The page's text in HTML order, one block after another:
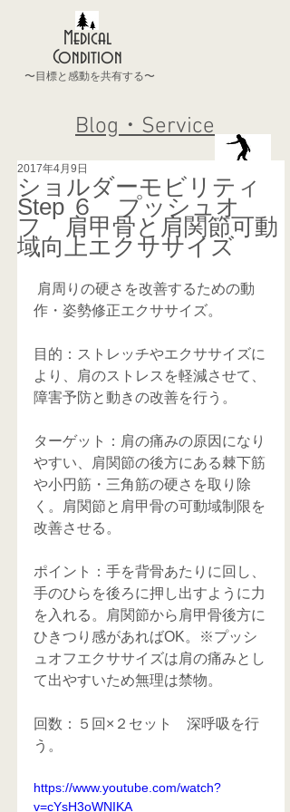
Medical
Condition
〜目標と感動を共有する〜
Blog・Service
ショルダーモビリティ
Step ６ プッシュオ
フ 肩甲骨と肩関節可動
域向上エクササイズ
2017年4月9日
作・姿勢修正エクササイズ。
目的：ストレッチやエクササイズに
より、肩のストレスを軽減させて、
障害予防と動きの改善を行う。
ターゲット：肩の痛みの原因になり
やすい、肩関節の後方にある棘下筋
や小円筋・三角筋の硬さを取り除
く。肩関節と肩甲骨の可動域制限を
改善させる。
ポイント：手を背骨あたりに回し、
手のひらを後ろに押し出すように力
を入れる。肩関節から肩甲骨後方に
ひきつり感があればOK。※プッシ
ュオフエクササイズは肩の痛みとし
て出やすいため無理は禁物。
回数：５回×２セット　深呼吸を行
う。
https://www.youtube.com/watch?
v=cYsH3oWNIKA